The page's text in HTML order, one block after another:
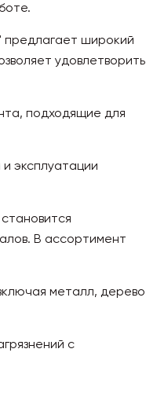
предлагает широкий
удовлетворить
подходящие для
эксплуатации
В ассортимент
металл, дерево
с